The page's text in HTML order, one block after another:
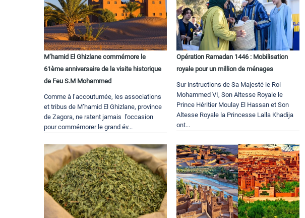
M’hamid El Ghizlane commémore le
61ème anniversaire de la visite historique
de Feu S.M Mohammed
Comme à l’accoutumée, les associations
et tribus de M’hamid El Ghizlane, province
de Zagora, ne ratent jamais l’occasion
pour commémorer le grand év...
Opération Ramadan 1446 : Mobilisation
royale pour un million de ménages
Sur instructions de Sa Majesté le Roi
Mohammed VI, Son Altesse Royale le
Prince Héritier Moulay El Hassan et Son
Altesse Royale la Princesse Lalla Khadija
ont...